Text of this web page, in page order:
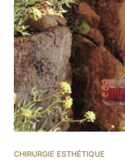
CHIRURGIE ESTHÉTIQUE